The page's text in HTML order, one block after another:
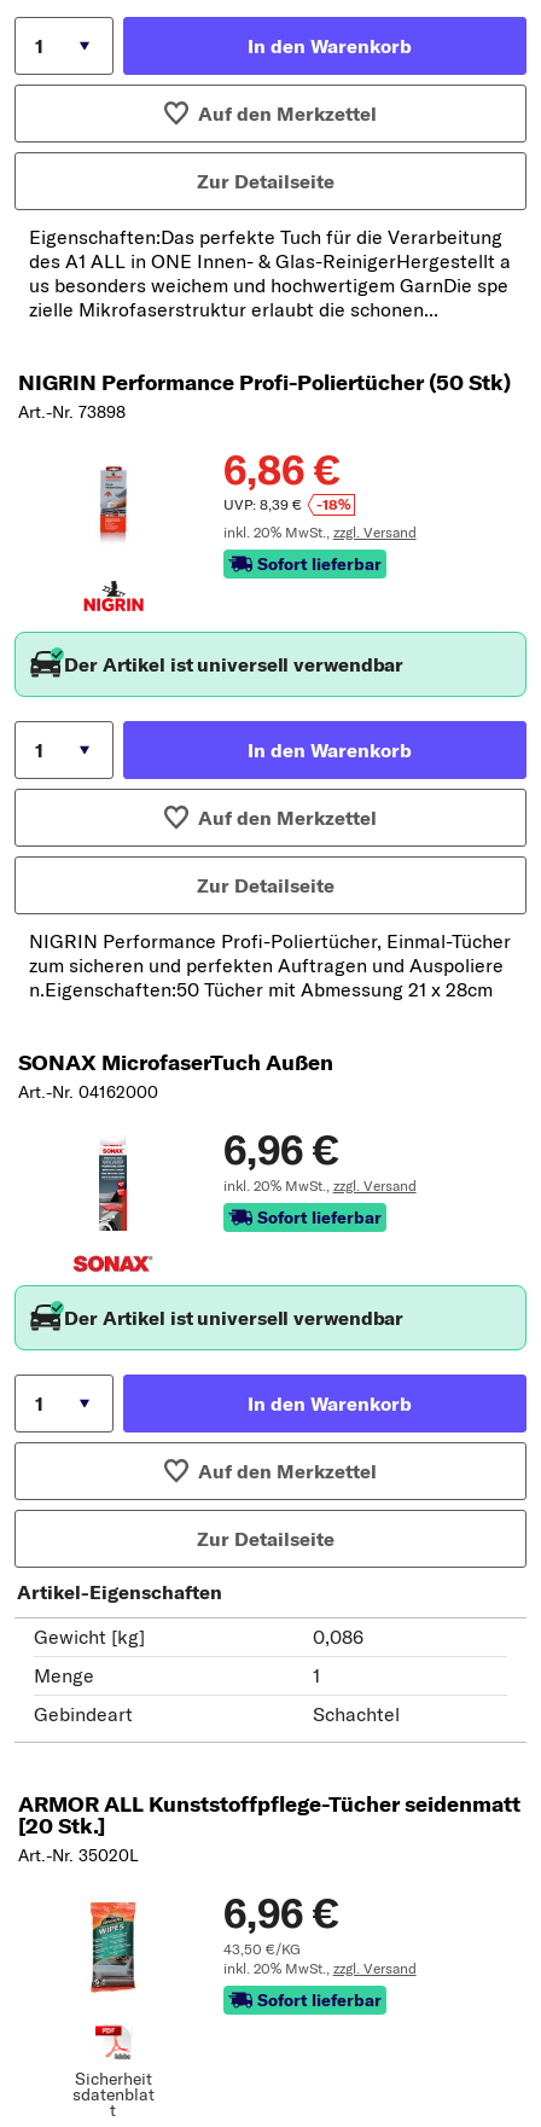
In den Warenkorb
Auf den Merkzettel
Zur Detailseite
Eigenschaften:Das perfekte Tuch für die Verarbeitung
des A1 ALL in ONE Innen- & Glas-ReinigerHergestellt a
us besonders weichem und hochwertigem GarnDie spe
zielle Mikrofaserstruktur erlaubt die schonen...
NIGRIN Performance Profi-Poliertücher (50 Stk)
Art.-Nr. 73898
6,86 €
UVP: 8,39 €
-18%
inkl. 20% MwSt., zzgl. Versand
Sofort lieferbar
Der Artikel ist universell verwendbar
In den Warenkorb
Auf den Merkzettel
Zur Detailseite
NIGRIN Performance Profi-Poliertücher, Einmal-Tücher
zum sicheren und perfekten Auftragen und Auspoliere
n.Eigenschaften:50 Tücher mit Abmessung 21 x 28cm
SONAX MicrofaserTuch Außen
Art.-Nr. 04162000
6,96 €
inkl. 20% MwSt., zzgl. Versand
Sofort lieferbar
Der Artikel ist universell verwendbar
In den Warenkorb
Auf den Merkzettel
Zur Detailseite
Artikel-Eigenschaften
Gewicht [kg]
0,086
Menge
1
Gebindeart
Schachtel
ARMOR ALL Kunststoffpflege-Tücher seidenmatt
[20 Stk.]
Art.-Nr. 35020L
Sicherheit
sdatenblat
t
6,96 €
43,50 €/KG
inkl. 20% MwSt., zzgl. Versand
Sofort lieferbar